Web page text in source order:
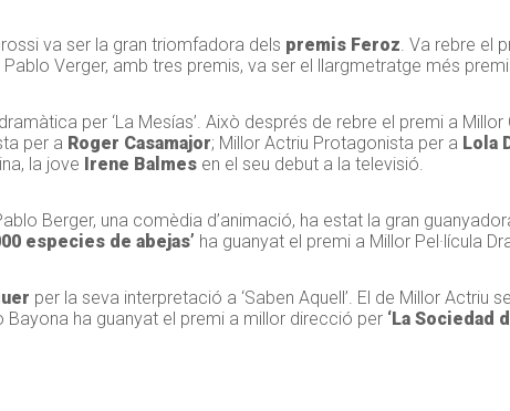
va ser la gran triomfadora dels premis Feroz. Va rebre el
Pablo Verger, amb tres premis, va ser el llargmetratge més
per ‘La Mesías’. Això després de rebre el premi a Millor
per a Roger Casamajor; Millor Actriu Protagonista per a Lola
la jove Irene Balmes en el seu debut a la televisió.
Berger, una comèdia d’animació, ha estat la gran
especies de abejas’ ha guanyat el premi a Millor Pel·lícula
per la seva interpretació a ‘Saben Aquell’. El de Millor Actriu
Bayona ha guanyat el premi a millor direcció per ‘La Sociedad